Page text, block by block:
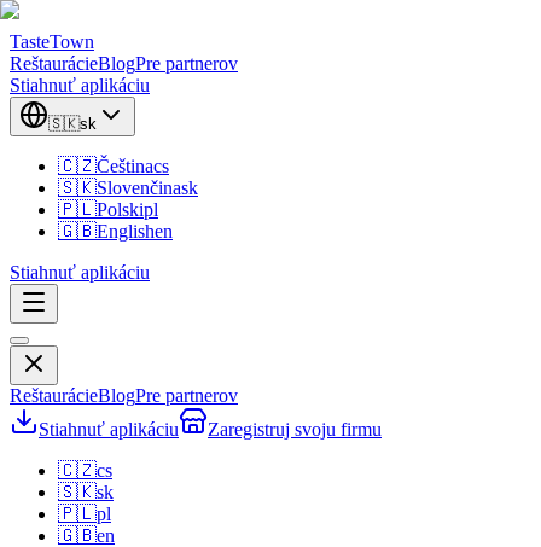
TasteTown
ReštaurácieBlogPre partnerov
Stiahnuť aplikáciu
🇸🇰sk
🇨🇿Češtinacs
🇸🇰Slovenčinask
🇵🇱Polskipl
🇬🇧Englishen
Stiahnuť aplikáciu
ReštaurácieBlogPre partnerov
Stiahnuť aplikáciu
Zaregistruj svoju firmu
🇨🇿cs
🇸🇰sk
🇵🇱pl
🇬🇧en